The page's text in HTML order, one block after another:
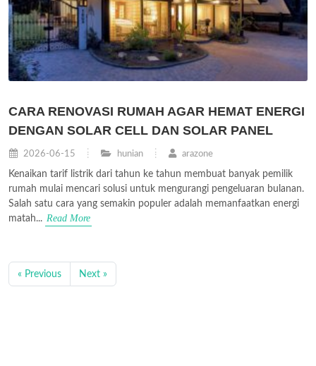
CARA RENOVASI RUMAH AGAR HEMAT ENERGI
DENGAN SOLAR CELL DAN SOLAR PANEL
2026-06-15 hunian arazone
Kenaikan tarif listrik dari tahun ke tahun membuat banyak pemilik
rumah mulai mencari solusi untuk mengurangi pengeluaran bulanan.
Salah satu cara yang semakin populer adalah memanfaatkan energi
matah... Read More
« Previous Next »